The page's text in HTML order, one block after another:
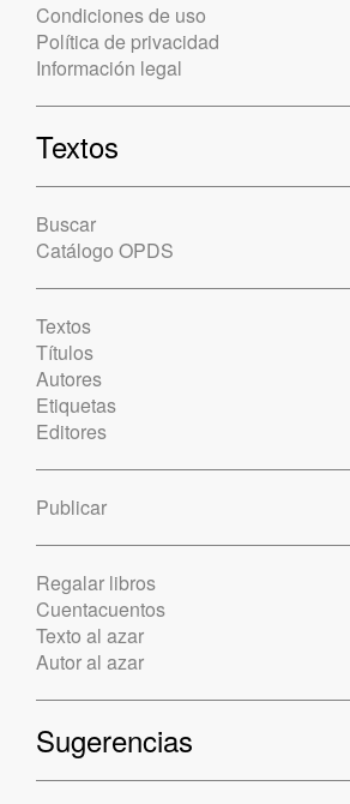
Condiciones de uso
Política de privacidad
Información legal
Textos
Buscar
Catálogo OPDS
Textos
Títulos
Autores
Etiquetas
Editores
Publicar
Regalar libros
Cuentacuentos
Texto al azar
Autor al azar
Sugerencias